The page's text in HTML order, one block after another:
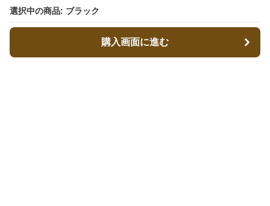
選択中の商品: ブラック
購入画面に進む
選択中の商品: ブラック
購入画面に進む